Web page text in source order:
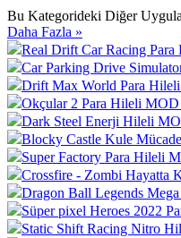
Bu Kategorideki Diğer
Daha Fazla »
Real Drift Car Racing
Car Parking Drive
Drift Max World Para
Okçular 2 Para Hileli
Dark Steel Enerji Hileli
Blocky Castle Kule
Super Factory Para Hileli
Crossfire - Zombi Hayatta
Dragon Ball Legends
Süper pixel Heroes 2022
Static Shift Racing Nitro